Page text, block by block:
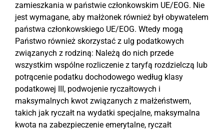
zamieszkania w państwie członkowskim UE/EOG. Nie
jest wymagane, aby małżonek również był obywatelem
państwa członkowskiego UE/EOG. Wtedy mogą
Państwo również skorzystać z ulg podatkowych
związanych z rodziną: Należą do nich przede
wszystkim wspólne rozliczenie z taryfą rozdzielczą lub
potrącenie podatku dochodowego według klasy
podatkowej III, podwojenie ryczałtowych i
maksymalnych kwot związanych z małżeństwem,
takich jak ryczałt na wydatki specjalne, maksymalna
kwota na zabezpieczenie emerytalne, ryczałt